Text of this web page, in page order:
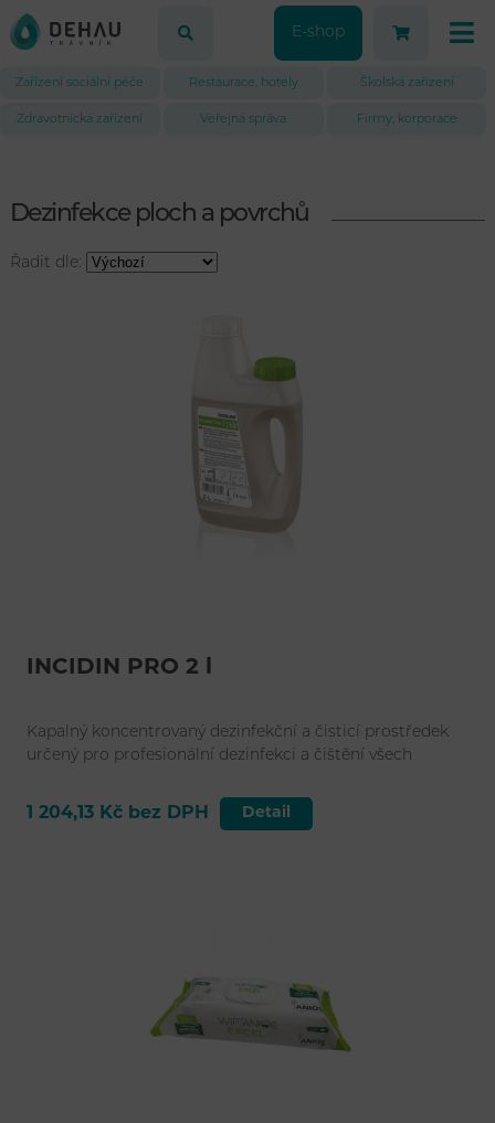
E-shop
Zařízení sociální péče Restaurace, hotely Školská zařízení
Zdravotnická zařízení Veřejná správa Firmy, korporace
Dezinfekce ploch a povrchů
Řadit dle:
INCIDIN PRO 2 l
Kapalný koncentrovaný dezinfekční a čisticí prostředek
určený pro profesionální dezinfekci a čištění všech
1 204,13 Kč bez DPH Detail